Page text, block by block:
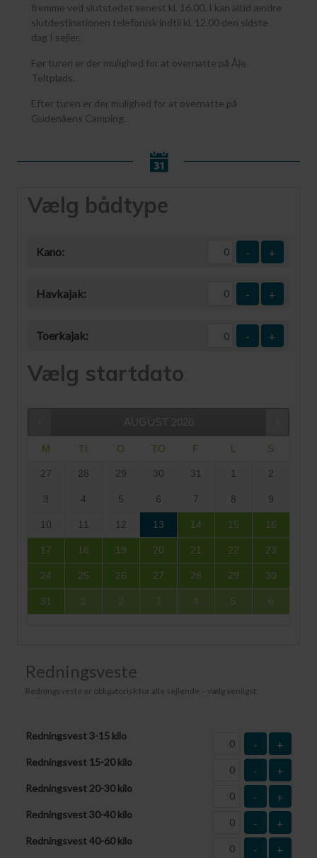
fremme ved slutstedet senest kl. 16.00. I kan altid ændre
slutdestinationen telefonisk indtil kl. 12.00 den sidste
dag I sejler.
Før turen er der mulighed for at overnatte på Åle
Teltplads.
Efter turen er der mulighed for at overnatte på
Gudenåens Camping.
Vælg bådtype
Kano: - +
Havkajak: - +
Toerkajak: - +
Vælg startdato
AUGUST 2026
M TI O TO F L S
27 28 29 30 31 1 2
3 4 5 6 7 8 9
10 11 12 13 14 15 16
17 18 19 20 21 22 23
24 25 26 27 28 29 30
31 1 2 3 4 5 6
Redningsveste
Redningsveste er obligatorisk for alle sejlende – vælg venligst:
Redningsvest 3-15 kilo
- +
Redningsvest 15-20 kilo
- +
Redningsvest 20-30 kilo
- +
Redningsvest 30-40 kilo
- +
Redningsvest 40-60 kilo
- +